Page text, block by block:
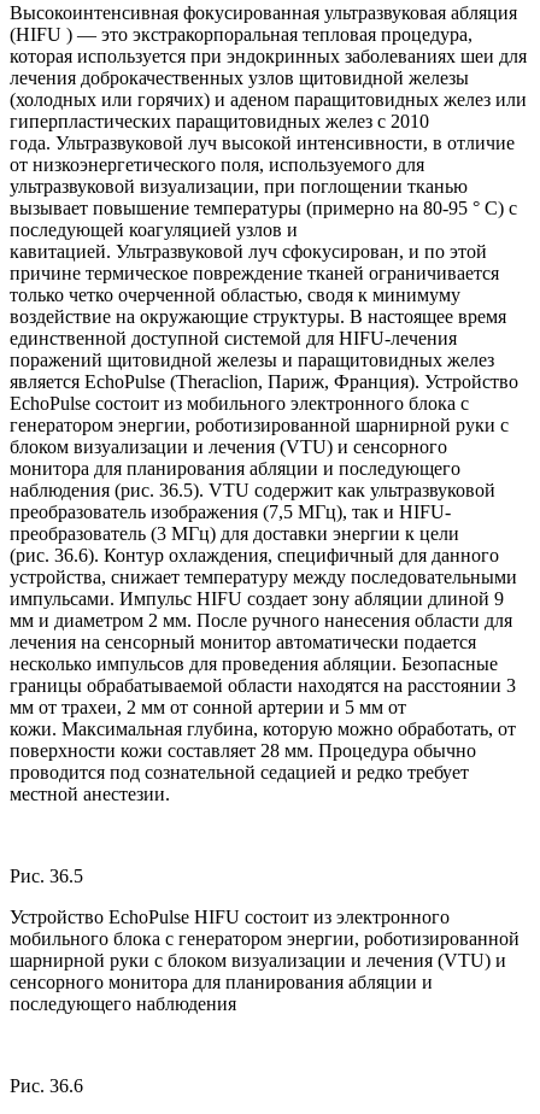
Высокоинтенсивная фокусированная ультразвуковая абляция
(HIFU ) — это экстракорпоральная тепловая процедура,
которая используется при эндокринных заболеваниях шеи для
лечения доброкачественных узлов щитовидной железы
(холодных или горячих) и аденом паращитовидных желез или
гиперпластических паращитовидных желез с 2010
года. Ультразвуковой луч высокой интенсивности, в отличие
от низкоэнергетического поля, используемого для
ультразвуковой визуализации, при поглощении тканью
вызывает повышение температуры (примерно на 80-95 ° C) с
последующей коагуляцией узлов и
кавитацией. Ультразвуковой луч сфокусирован, и по этой
причине термическое повреждение тканей ограничивается
только четко очерченной областью, сводя к минимуму
воздействие на окружающие структуры. В настоящее время
единственной доступной системой для HIFU-лечения
поражений щитовидной железы и паращитовидных желез
является EchoPulse (Theraclion, Париж, Франция). Устройство
EchoPulse состоит из мобильного электронного блока с
генератором энергии, роботизированной шарнирной руки с
блоком визуализации и лечения (VTU) и сенсорного
монитора для планирования абляции и последующего
наблюдения (рис. 36.5). VTU содержит как ультразвуковой
преобразователь изображения (7,5 МГц), так и HIFU-
преобразователь (3 МГц) для доставки энергии к цели
(рис. 36.6). Контур охлаждения, специфичный для данного
устройства, снижает температуру между последовательными
импульсами. Импульс HIFU создает зону абляции длиной 9
мм и диаметром 2 мм. После ручного нанесения области для
лечения на сенсорный монитор автоматически подается
несколько импульсов для проведения абляции. Безопасные
границы обрабатываемой области находятся на расстоянии 3
мм от трахеи, 2 мм от сонной артерии и 5 мм от
кожи. Максимальная глубина, которую можно обработать, от
поверхности кожи составляет 28 мм. Процедура обычно
проводится под сознательной седацией и редко требует
местной анестезии.
Рис. 36.5
Устройство EchoPulse HIFU состоит из электронного
мобильного блока с генератором энергии, роботизированной
шарнирной руки с блоком визуализации и лечения (VTU) и
сенсорного монитора для планирования абляции и
последующего наблюдения
Рис. 36.6